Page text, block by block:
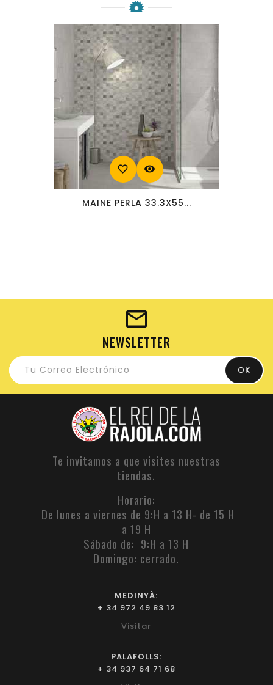
favorite_border visibility
MAINE PERLA 33.3X55...
NEWSLETTER
Te invitamos a que visites nuestras
tiendas.
Horario:
De lunes a viernes de 9:H a 13 H- de 15 H
a 19 H
Sábado de: 9:H a 13 H
Domingo: cerrado.
MEDINYÀ:
+ 34 972 49 83 12
Visitar
PALAFOLLS:
+ 34 937 64 71 68